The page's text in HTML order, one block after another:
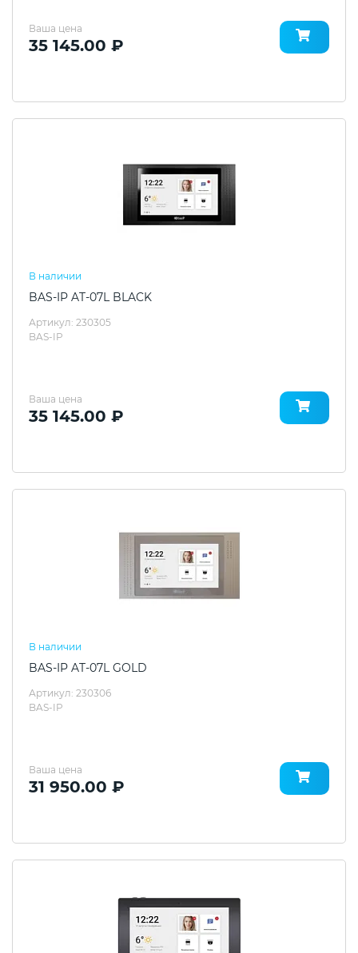
Ваша цена
35 145.00 ₽
В наличии
BAS-IP AT-07L BLACK
Артикул: 230305
BAS-IP
Ваша цена
35 145.00 ₽
В наличии
BAS-IP AT-07L GOLD
Артикул: 230306
BAS-IP
Ваша цена
31 950.00 ₽